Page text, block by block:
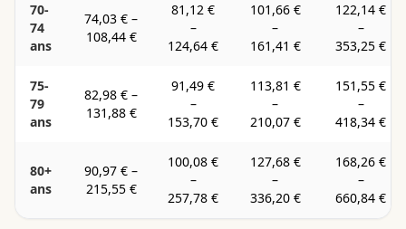
70-
74
ans
74,03 € –
108,44 €
81,12 €
–
124,64 €
101,66 €
–
161,41 €
122,14 €
–
353,25 €
75-
79
ans
82,98 € –
131,88 €
91,49 €
–
153,70 €
113,81 €
–
210,07 €
151,55 €
–
418,34 €
80+
ans
90,97 € –
215,55 €
100,08 €
–
257,78 €
127,68 €
–
336,20 €
168,26 €
–
660,84 €